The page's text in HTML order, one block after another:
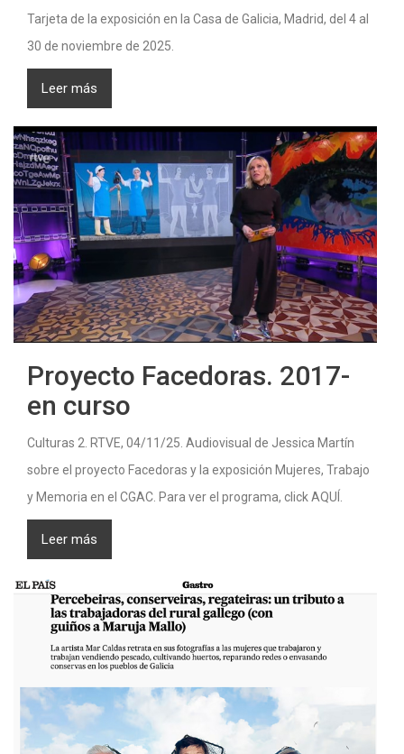
Tarjeta de la exposición en la Casa de Galicia, Madrid, del 4 al
30 de noviembre de 2025.
Leer más
Proyecto Facedoras. 2017-
en curso
Culturas 2. RTVE, 04/11/25. Audiovisual de Jessica Martín
sobre el proyecto Facedoras y la exposición Mujeres, Trabajo
y Memoria en el CGAC. Para ver el programa, click AQUÍ.
Leer más